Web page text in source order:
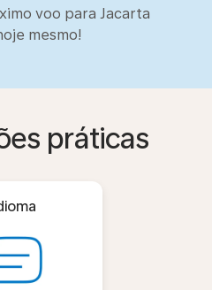
voo para Jacarta
mesmo!
práticas